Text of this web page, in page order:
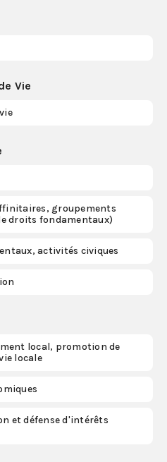
Vie
groupements
droits fondamentaux)
activités civiques
local, promotion de
locale
et défense d'intérêts